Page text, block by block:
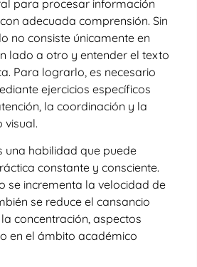
para procesar información
adecuada comprensión. Sin
no consiste únicamente en
lado a otro y entender el texto
Para lograrlo, es necesario
ejercicios específicos
la coordinación y la
visual.
una habilidad que puede
constante y consciente.
se incrementa la velocidad de
se reduce el cansancio
concentración, aspectos
en el ámbito académico